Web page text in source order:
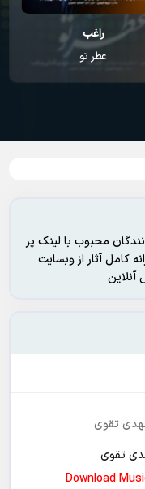
علی زندوکیلی
خواب پریشان
محبوب با لینک پر
سرعت مستقیم و رایگان همراه با متن ترانه کامل آثار از وبسایت
تقوی
Download